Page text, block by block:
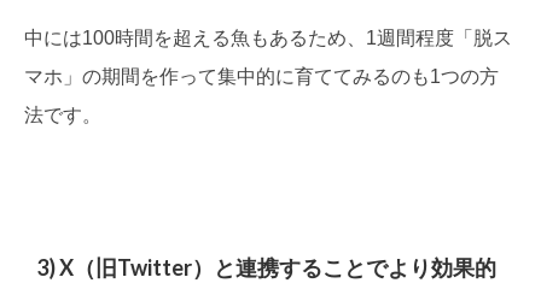
中には100時間を超える魚もあるため、1週間程度「脱ス
マホ」の期間を作って集中的に育ててみるのも1つの方
法です。
3) X（旧Twitter）と連携することでより効果的